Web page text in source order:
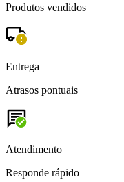
Produtos vendidos
Entrega
Atrasos pontuais
Atendimento
Responde rápido